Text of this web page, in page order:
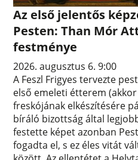
Az első jelentős
Pesten: Than Mór
festménye
2026. augusztus 6. 9:00
A Feszl Frigyes tervezte
első emeleti étterem
freskójának elkészítésére
bíráló bizottság által
festette képet azonban
fogadta el, s ez éles vitát